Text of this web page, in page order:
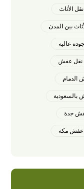
نقل الأثاث
بين المدن
عالية
نقل عفش
الدمام
بالسعودية
جدة
عفش مكة